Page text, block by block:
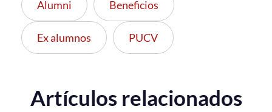
Alumni Beneficios
Ex alumnos PUCV
Artículos relacionados